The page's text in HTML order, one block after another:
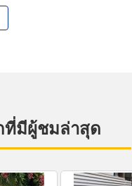
มีผู้ชมล่าสุด